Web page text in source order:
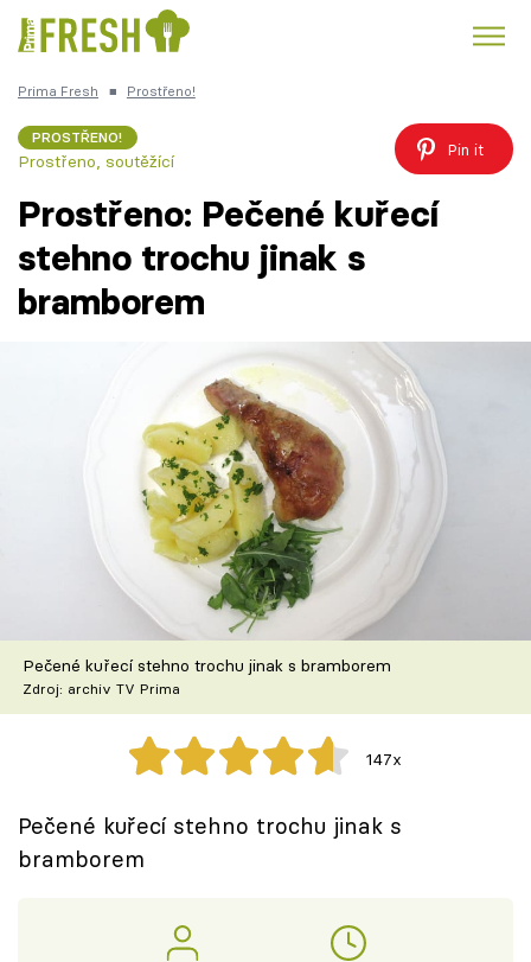
Česká kuchyně
Témata
TV Program
Škola vaření
Recepty z TV
Speciál: Cuketa
Těhotnej kuchař
Přihlášení
Prima Fresh ■ Prostřeno!
PROSTŘENO!
Prostřeno, soutěžící
Pin it
Prostřeno: Pečené kuřecí
stehno trochu jinak s
bramborem
Pečené kuřecí stehno trochu jinak s bramborem
Zdroj: archiv TV Prima
147x
Pečené kuřecí stehno trochu jinak s
bramborem